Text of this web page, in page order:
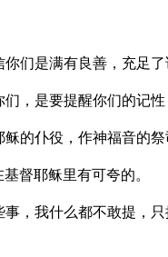
们是满有良善，充足了
，是要提醒你们的记
的仆役，作神福音的
督耶稣里有可夸的。
，我什么都不敢提，